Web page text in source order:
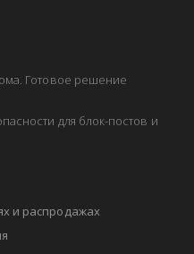
Готовое решение
для блок-постов и
и распродажах